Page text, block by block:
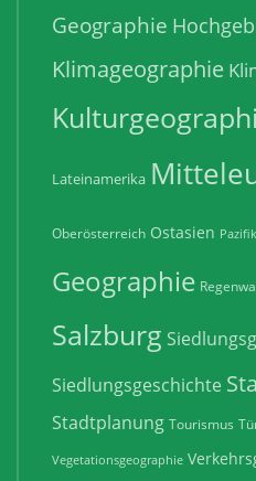
Geographie
Klimageographie
Lateinamerika
Oberösterreich Ostasien Pazifik
Geographie
Salzburg
Siedlungsgeschichte
Stadtplanung Tourismus
Vegetationsgeographie